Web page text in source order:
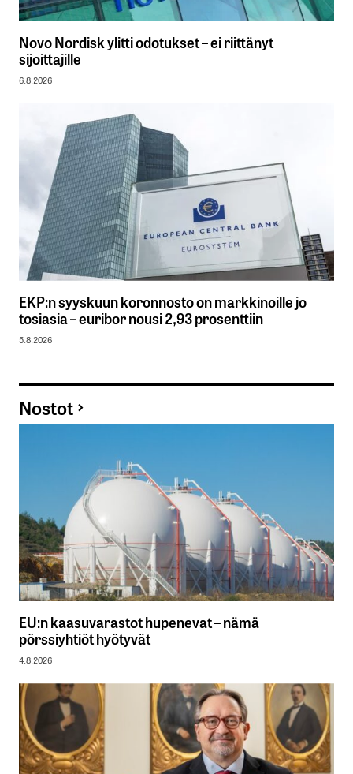
Novo Nordisk ylitti odotukset – ei riittänyt
sijoittajille
6.8.2026
EKP:n syyskuun koronnosto on markkinoille jo
tosiasia – euribor nousi 2,93 prosenttiin
5.8.2026
Nostot
EU:n kaasuvarastot hupenevat – nämä
pörssiyhtiöt hyötyvät
4.8.2026